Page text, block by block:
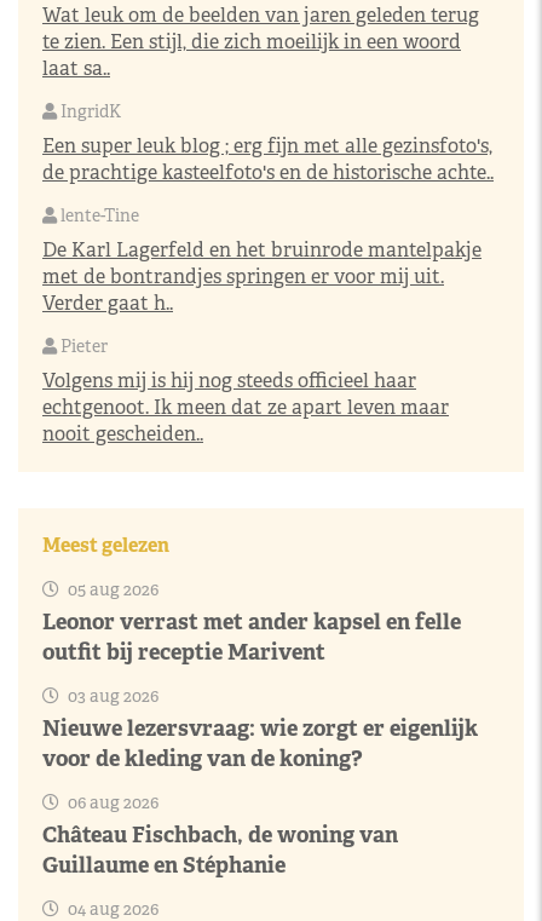
Wat leuk om de beelden van jaren geleden terug
te zien. Een stijl, die zich moeilijk in een woord
laat sa..
IngridK
Een super leuk blog ; erg fijn met alle gezinsfoto's,
de prachtige kasteelfoto's en de historische achte..
lente-Tine
De Karl Lagerfeld en het bruinrode mantelpakje
met de bontrandjes springen er voor mij uit.
Verder gaat h..
Pieter
Volgens mij is hij nog steeds officieel haar
echtgenoot. Ik meen dat ze apart leven maar
nooit gescheiden..
Meest gelezen
05 aug 2026
Leonor verrast met ander kapsel en felle
outfit bij receptie Marivent
03 aug 2026
Nieuwe lezersvraag: wie zorgt er eigenlijk
voor de kleding van de koning?
06 aug 2026
Château Fischbach, de woning van
Guillaume en Stéphanie
04 aug 2026